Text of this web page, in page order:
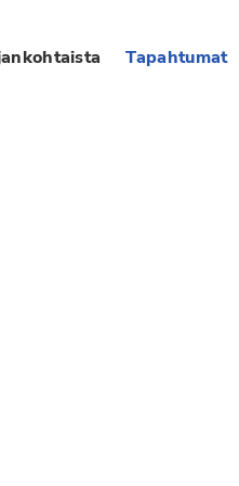
Tapahtumat